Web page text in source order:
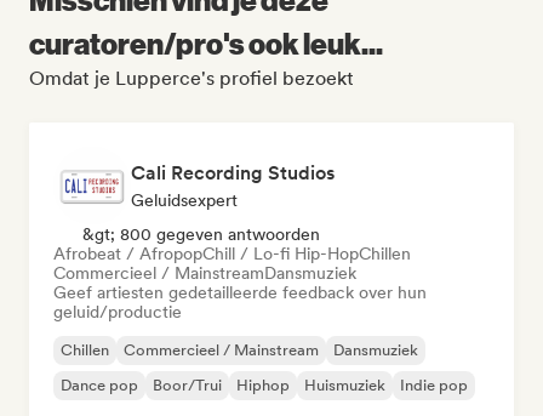
curatoren/pro's ook leuk...
Omdat je Lupperce's profiel bezoekt
Cali Recording Studios
Geluidsexpert
&gt; 800 gegeven antwoorden
Afrobeat / AfropopChill / Lo-fi Hip-HopChillen
Commercieel / MainstreamDansmuziek
Geef artiesten gedetailleerde feedback over hun
geluid/productie
Chillen Commercieel / Mainstream
Dansmuziek
Dance pop
Boor/Trui Hiphop Huismuziek Indie pop